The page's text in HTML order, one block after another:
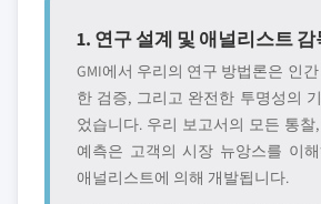
1. 연구 설계 및 애널리스트 감
GMI에서 우리의 연구 방법론은 인
한 검증, 그리고 완전한 투명성의
었습니다. 우리 보고서의 모든 통찰
예측은 고객의 시장 뉴앙스를 이
애널리스트에 의해 개발됩니다.